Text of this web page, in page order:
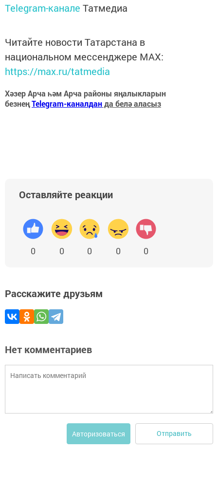
Telegram-канале Татмедиа
Читайте новости Татарстана в
национальном мессенджере MАХ:
https://max.ru/tatmedia
Хәзер Арча һәм Арча районы яңалыкларын
безнеңTelegram-каналданда белә аласыз
Оставляйте реакции
0 0 0 0 0
Расскажите друзьям
Нет комментариев
Авторизоваться Отправить